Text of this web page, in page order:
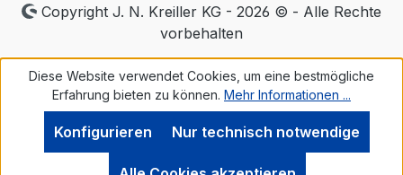
Copyright J. N. Kreiller KG - 2026 © - Alle Rechte
vorbehalten
Diese Website verwendet Cookies, um eine bestmögliche
Erfahrung bieten zu können. Mehr Informationen ...
Nur technisch notwendige
Konfigurieren